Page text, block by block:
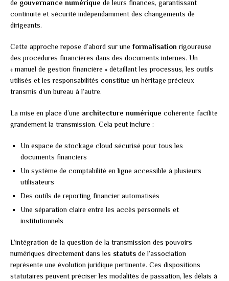
de gouvernance numérique de leurs finances, garantissant
continuité et sécurité indépendamment des changements de
dirigeants.
Cette approche repose d’abord sur une formalisation rigoureuse
des procédures financières dans des documents internes. Un
« manuel de gestion financière » détaillant les processus, les outils
utilisés et les responsabilités constitue un héritage précieux
transmis d’un bureau à l’autre.
La mise en place d’une architecture numérique cohérente facilite
grandement la transmission. Cela peut inclure :
Un espace de stockage cloud sécurisé pour tous les
documents financiers
Un système de comptabilité en ligne accessible à plusieurs
utilisateurs
Des outils de reporting financier automatisés
Une séparation claire entre les accès personnels et
institutionnels
L’intégration de la question de la transmission des pouvoirs
numériques directement dans les statuts de l’association
représente une évolution juridique pertinente. Ces dispositions
statutaires peuvent préciser les modalités de passation, les délais à